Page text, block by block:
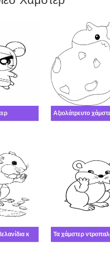
Αξιολάτρευτο
Χάμστερ με τα βελανίδια και τα καρότα Τα χάμστερ